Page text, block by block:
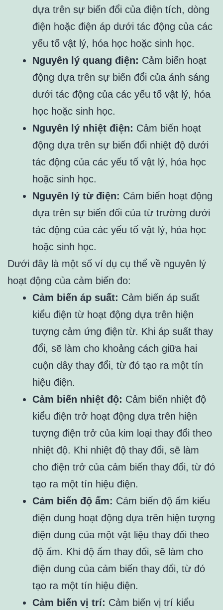
dựa trên sự biến đổi của điện tích, dòng
điện hoặc điện áp dưới tác động của các
yếu tố vật lý, hóa học hoặc sinh học.
Nguyên lý quang điện: Cảm biến hoạt
động dựa trên sự biến đổi của ánh sáng
dưới tác động của các yếu tố vật lý, hóa
học hoặc sinh học.
Nguyên lý nhiệt điện: Cảm biến hoạt
động dựa trên sự biến đổi nhiệt độ dưới
tác động của các yếu tố vật lý, hóa học
hoặc sinh học.
Nguyên lý từ điện: Cảm biến hoạt động
dựa trên sự biến đổi của từ trường dưới
tác động của các yếu tố vật lý, hóa học
hoặc sinh học.
Dưới đây là một số ví dụ cụ thể về nguyên lý
hoạt động của cảm biến đo:
Cảm biến áp suất: Cảm biến áp suất
kiểu điện từ hoạt động dựa trên hiện
tượng cảm ứng điện từ. Khi áp suất thay
đổi, sẽ làm cho khoảng cách giữa hai
cuộn dây thay đổi, từ đó tạo ra một tín
hiệu điện.
Cảm biến nhiệt độ: Cảm biến nhiệt độ
kiểu điện trở hoạt động dựa trên hiện
tượng điện trở của kim loại thay đổi theo
nhiệt độ. Khi nhiệt độ thay đổi, sẽ làm
cho điện trở của cảm biến thay đổi, từ đó
tạo ra một tín hiệu điện.
Cảm biến độ ẩm: Cảm biến độ ẩm kiểu
điện dung hoạt động dựa trên hiện tượng
điện dung của một vật liệu thay đổi theo
độ ẩm. Khi độ ẩm thay đổi, sẽ làm cho
điện dung của cảm biến thay đổi, từ đó
tạo ra một tín hiệu điện.
Cảm biến vị trí: Cảm biến vị trí kiểu